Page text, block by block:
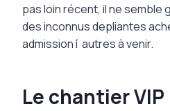
pas loin récent, il ne semble
des inconnus depliantes
admission í autres à venir.
Le chantier